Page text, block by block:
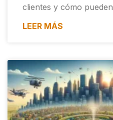
clientes y cómo pueden
LEER MÁS